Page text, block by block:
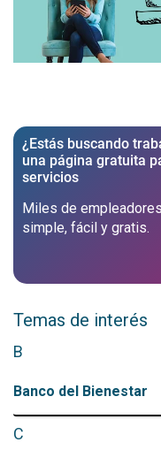
¿Estás buscando
una página gratuita
servicios
Miles de
simple, fácil y gratis.
Temas de interés
B
Banco del Bienestar
C